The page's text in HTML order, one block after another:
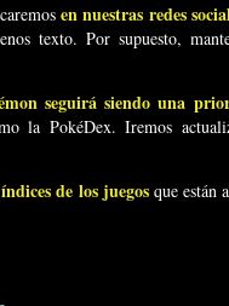
en nuestras redes
texto. Por supuesto,
seguirá siendo una
la PokéDex. Iremos
índices de los juegosque están